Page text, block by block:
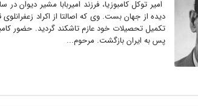
دیده از جهان بست. وى که اصالتا از اکراد
پس به ایران بازگشت. مرحوم...